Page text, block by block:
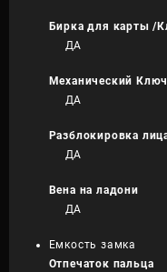
Бирка для карты /
ДА
Механический Ключ
ДА
Разблокировка
ДА
Вена на ладони
ДА
Емкость замка
Отпечаток пальца